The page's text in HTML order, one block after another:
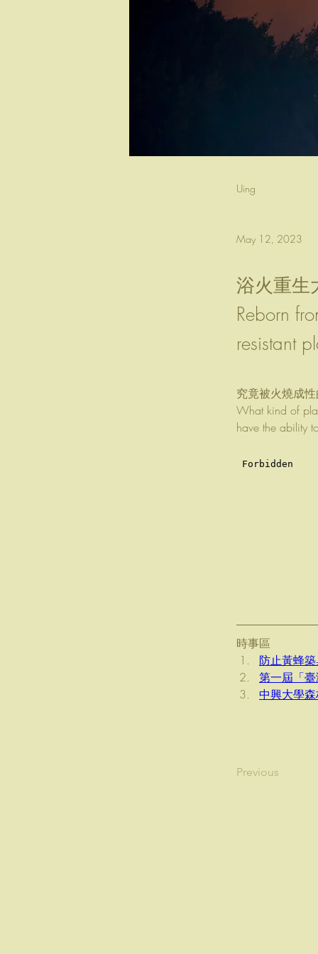
Uing
May 12, 2023
浴火重生
Reborn
resistant
究竟被火燒成
What kind of
have the ability
時事區
防止黃蜂
第一屆「
中興大學
Previous